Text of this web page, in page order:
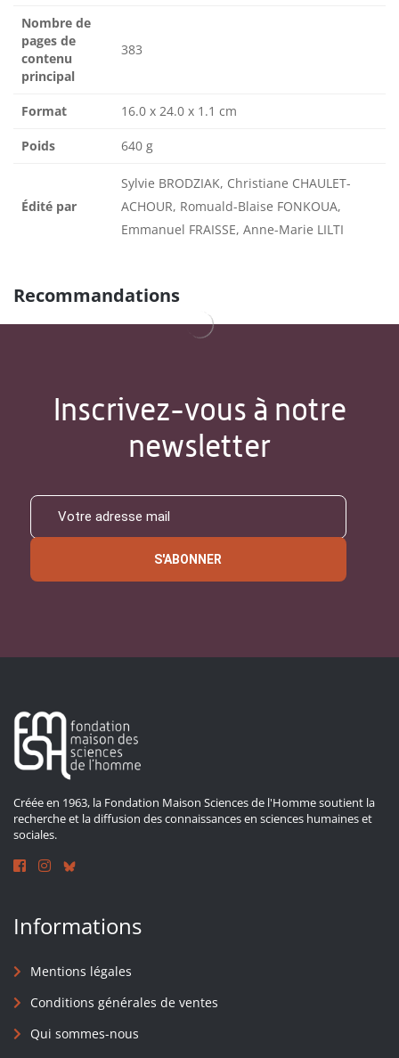
Nombre de
pages de
contenu
principal
383
Format 16.0 x 24.0 x 1.1 cm
Poids 640 g
Édité par
Sylvie BRODZIAK, Christiane CHAULET-
ACHOUR, Romuald-Blaise FONKOUA,
Emmanuel FRAISSE, Anne-Marie LILTI
Recommandations
Inscrivez-vous à notre
newsletter
S'ABONNER
Créée en 1963, la Fondation Maison Sciences de l'Homme soutient la
recherche et la diffusion des connaissances en sciences humaines et
sociales.
Informations
Mentions légales
Conditions générales de ventes
Qui sommes-nous